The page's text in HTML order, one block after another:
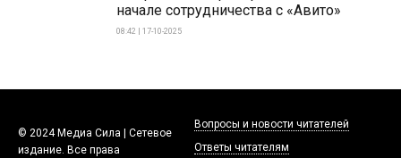
начале сотрудничества с «Авито»
08:42 | 17-10-2025
© 2024 Медиа Сила | Сетевое
издание. Все права
Вопросы и новости читателей
Ответы читателям